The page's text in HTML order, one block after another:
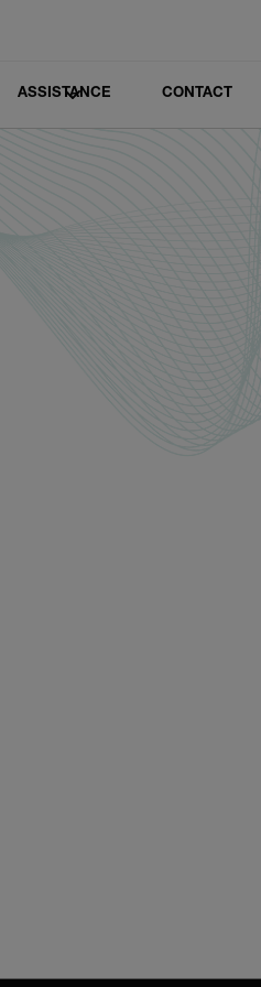
ASSISTANCE CONTACT